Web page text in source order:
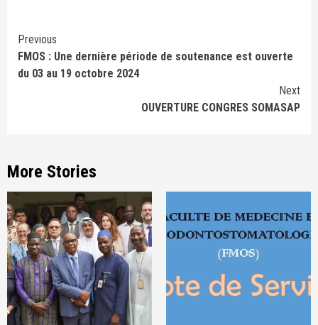
Continue
Reading
Previous
FMOS : Une dernière période de soutenance est ouverte
du 03 au 19 octobre 2024
Next
OUVERTURE CONGRES SOMASAP
More Stories